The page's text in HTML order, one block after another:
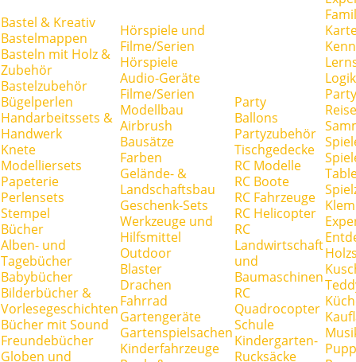
Bastel & Kreativ
Bastelmappen
Basteln mit Holz &
Zubehör
Bastelzubehör
Bügelperlen
Handarbeitssets &
Handwerk
Knete
Modelliersets
Papeterie
Perlensets
Stempel
Bücher
Alben- und
Tagebücher
Babybücher
Bilderbücher &
Vorlesegeschichten
Bücher mit Sound
Freundebücher
Globen und
Hörspiele und
Filme/Serien
Hörspiele
Audio-Geräte
Filme/Serien
Modellbau
Airbrush
Bausätze
Farben
Gelände- &
Landschaftsbau
Geschenk-Sets
Werkzeuge und
Hilfsmittel
Outdoor
Blaster
Drachen
Fahrrad
Gartengeräte
Gartenspielsachen
Kinderfahrzeuge
Party
Ballons
Partyzubehör
Tischgedecke
RC Modelle
RC Boote
RC Fahrzeuge
RC Helicopter
RC
Landwirtschaft
und
Baumaschinen
RC
Quadrocopter
Schule
Kindergarten-
Rucksäcke